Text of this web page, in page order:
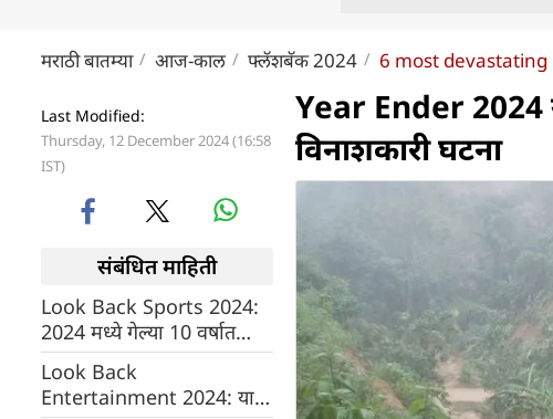
मराठी बातम्या आज-काल फ्लॅशबॅक 2024 6 most
Last Modified:
Thursday, 12 December 2024 (16:58
IST)
संबंधित माहिती
Look Back Sports 2024:
2024 मध्ये गेल्या 10 वर्षात
प्रथमच बांगलादेशने या
संघाकडून एकदिवसीय मालिका
गमावली
Look Back
Entertainment 2024: या
Year Ender 2024
विनाशकारी घटना